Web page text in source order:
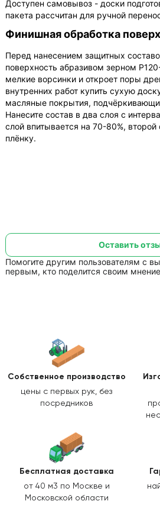
Доступен самовывоз - доски
пакета рассчитан для ручной
Финишная обработка
Перед нанесением защитных
поверхность абразивом зерном
мелкие ворсинки и откроет поры
внутренних работ купить сухую
масляные покрытия,
Нанесите состав в два слоя с
слой впитывается на 70-80%,
плёнку.
Помогите другим пользователям с
первым, кто поделится своим
Оставить
Собственное производство
цены с первых рук, без
посредников
Бесплатная доставка
от 40 м3 по Москве и
Московской области